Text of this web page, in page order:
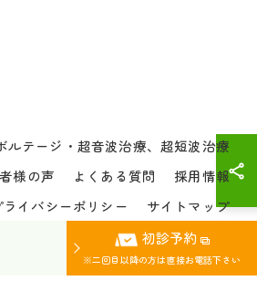
初診予約
※二回目以降の方は直接お電話下さい
ルテージ・超音波治療、超短波治療
様の声 よくある質問
採用情報
ライバシーポリシー サイトマップ